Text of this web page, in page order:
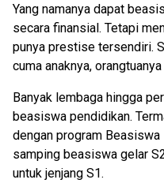
Yang namanya dapat
secara finansial. Tetapi
punya prestise tersendiri.
cuma anaknya,
Banyak lembaga hingga
beasiswa pendidikan.
dengan program Beasiswa
samping beasiswa gelar
untuk jenjang S1.